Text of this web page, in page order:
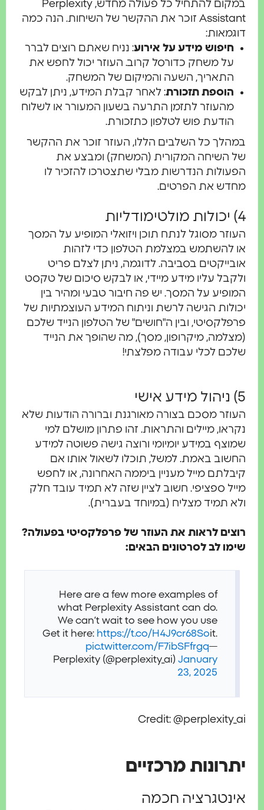
במקום להתחיל כל פעולה מחדש, Perplexity
Assistant זוכר את ההקשר של השיחות. הנה כמה
דוגמאות:
חיפוש מידע על אירוע: נניח שאתם רוצים לברר
על משחק כדורסל קרוב. העוזר יכול לחפש את
התאריך, השעה והמיקום של המשחק.
הוספת תזכורת: לאחר קבלת המידע, ניתן לבקש
מהעוזר לתזמן התרעה בשעון המעורר או לשלוח
הודעת פוש לטלפון כתזכורת.
במהלך כל השלבים הללו, העוזר זוכר את ההקשר
של השיחה המקורית (המשחק) ומבצע את
הפעולות הנדרשות מבלי שתצטרכו להזכיר לו
מחדש את הפרטים.
העוזר מסוגל לנתח תוכן ויזואלי המופיע על המסך
או להשתמש במצלמת הטלפון כדי לזהות
אובייקטים בסביבה. לדוגמה, ניתן לצלם פריט
ולקבל עליו מידע מיידי, או לבקש סיכום של טקסט
המופיע על המסך. יש פה חיבור טבעי ומהיר בין
יכולות הגישה לרשת וניתוח המידע העוצמתיות של
פרפלקסיטי, ובין ה"חושים" של הטלפון הנייד שלכם
(מצלמה, מיקרופון, מסך), מה שהופך את הנייד
שלכם לכלי עבודה מפלצתי!
העוזר מסכם בצורה מאורגנת וברורה הודעות שלא
נקראו, מיילים והתראות. זהו פתרון מושלם למי
שמוצף במידע יומיומי ורוצה גישה פשוטה למידע
החשוב באמת. למשל, תוכלו לשאול אותו אם
קיבלתם מייל מעניין ביממה האחרונה, או לחפש
מייל ספציפי. חשוב לציין שזה לא תמיד עובד חלק
ולא תמיד מצליח (במיוחד בעברית).
רוצים לראות את העוזר של פרפלקסיטי בפעולה?
שימו לב לסרטונים הבאים:
Here are a few more examples of
what Perplexity Assistant can do.
We can’t wait to see how you use
Get it here:https://t.co/H4J9cr68So
pic.twitter.com/F7ibSFfrgq
Perplexity (@perplexity_ai)January
23, 2025
Credit: @perplexity_ai
יתרונות מרכזיים
אינטגרציה חכמה